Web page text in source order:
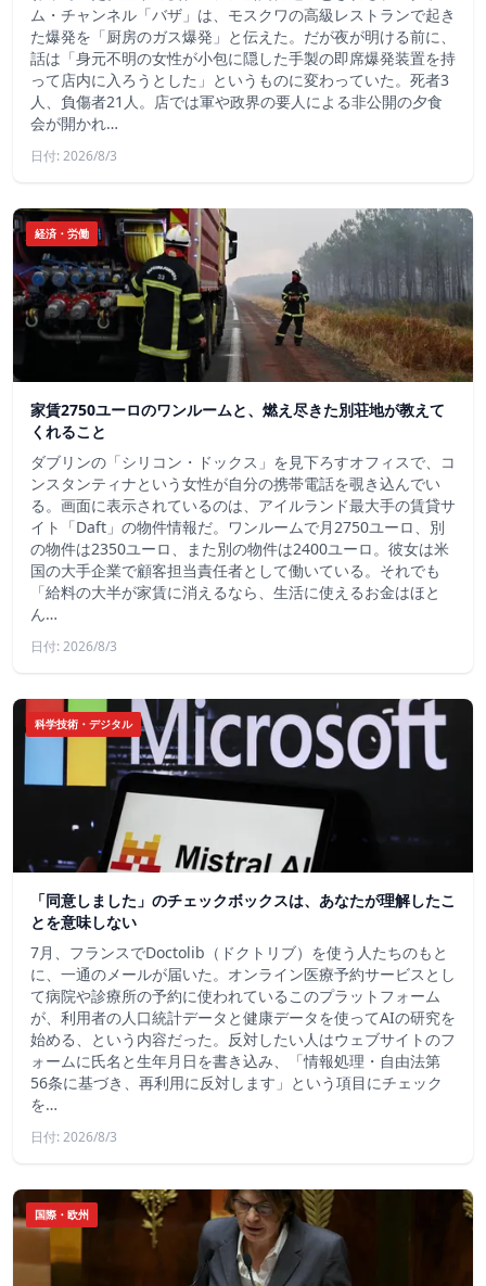
ム・チャンネル「バザ」は、モスクワの高級レストランで起き
た爆発を「厨房のガス爆発」と伝えた。だが夜が明ける前に、
話は「身元不明の女性が小包に隠した手製の即席爆発装置を持
って店内に入ろうとした」というものに変わっていた。死者3
人、負傷者21人。店では軍や政界の要人による非公開の夕食
会が開かれ…
日付: 2026/8/3
経済・労働
家賃2750ユーロのワンルームと、燃え尽きた別荘地が教えて
くれること
ダブリンの「シリコン・ドックス」を見下ろすオフィスで、コ
ンスタンティナという女性が自分の携帯電話を覗き込んでい
る。画面に表示されているのは、アイルランド最大手の賃貸サ
イト「Daft」の物件情報だ。ワンルームで月2750ユーロ、別
の物件は2350ユーロ、また別の物件は2400ユーロ。彼女は米
国の大手企業で顧客担当責任者として働いている。それでも
「給料の大半が家賃に消えるなら、生活に使えるお金はほと
ん…
日付: 2026/8/3
科学技術・デジタル
「同意しました」のチェックボックスは、あなたが理解したこ
とを意味しない
7月、フランスでDoctolib（ドクトリブ）を使う人たちのもと
に、一通のメールが届いた。オンライン医療予約サービスとし
て病院や診療所の予約に使われているこのプラットフォーム
が、利用者の人口統計データと健康データを使ってAIの研究を
始める、という内容だった。反対したい人はウェブサイトのフ
ォームに氏名と生年月日を書き込み、「情報処理・自由法第
56条に基づき、再利用に反対します」という項目にチェック
を…
日付: 2026/8/3
国際・欧州